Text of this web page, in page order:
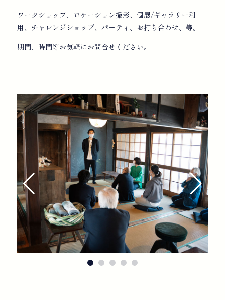
ワークショップ、ロケーション撮影、個展/ギャラリー利
用、チャレンジショップ、パーティ、お打ち合わせ、等。
期間、時間等お気軽にお問合せください。